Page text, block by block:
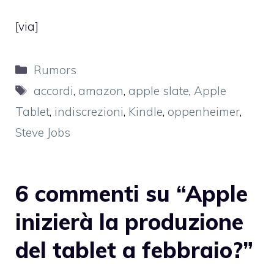
[via]
Categorie
Rumors
Tag
accordi, amazon, apple slate,Apple
Tablet, indiscrezioni, Kindle, oppenheimer,
Steve Jobs
6 commenti su “Apple
inizierà la produzione
del tablet a febbraio?”